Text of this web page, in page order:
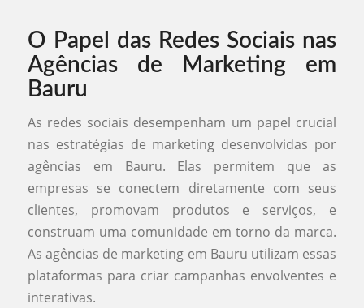
O Papel das Redes Sociais nas
Agências de Marketing em
Bauru
As redes sociais desempenham um papel crucial
nas estratégias de marketing desenvolvidas por
agências em Bauru. Elas permitem que as
empresas se conectem diretamente com seus
clientes, promovam produtos e serviços, e
construam uma comunidade em torno da marca.
As agências de marketing em Bauru utilizam essas
plataformas para criar campanhas envolventes e
interativas.